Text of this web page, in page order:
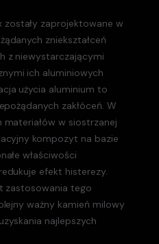
zostały zaprojektowane w
zniekształceń
z niewystarczającymi
ich aluminiowych
użycia aluminium to
zakłóceń. W
w siostrzanej
kompozyt na bazie
właściwości
efekt histerezy.
zastosowania tego
ważny kamień milowy
najlepszych